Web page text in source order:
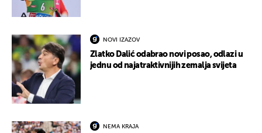
NOVI IZAZOV
Zlatko Dalić odabrao novi posao, odlazi u
jednu od najatraktivnijih zemalja svijeta
NEMA KRAJA